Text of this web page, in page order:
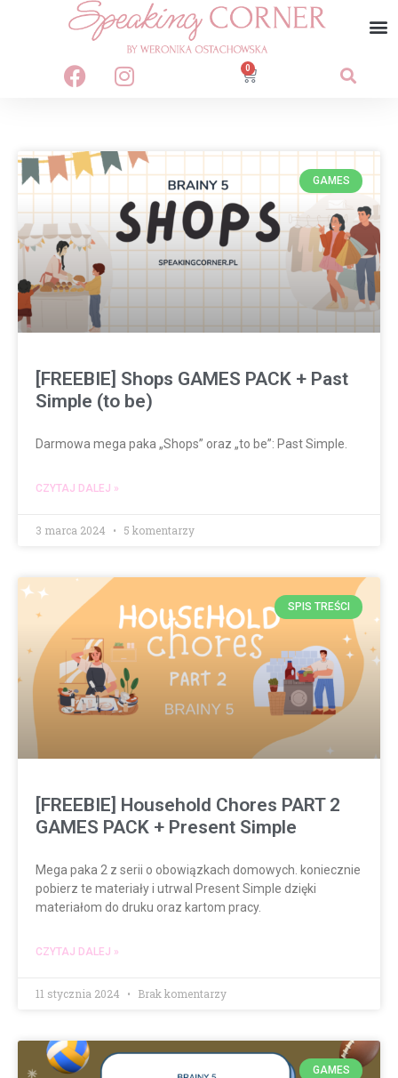
0
GAMES
[FREEBIE] Shops GAMES PACK + Past
Simple (to be)
Darmowa mega paka „Shops” oraz „to be”: Past Simple.
CZYTAJ DALEJ »
3 marca 2024 5 komentarzy
SPIS TREŚCI
[FREEBIE] Household Chores PART 2
GAMES PACK + Present Simple
Mega paka 2 z serii o obowiązkach domowych. koniecznie
pobierz te materiały i utrwal Present Simple dzięki
materiałom do druku oraz kartom pracy.
CZYTAJ DALEJ »
11 stycznia 2024 Brak komentarzy
GAMES